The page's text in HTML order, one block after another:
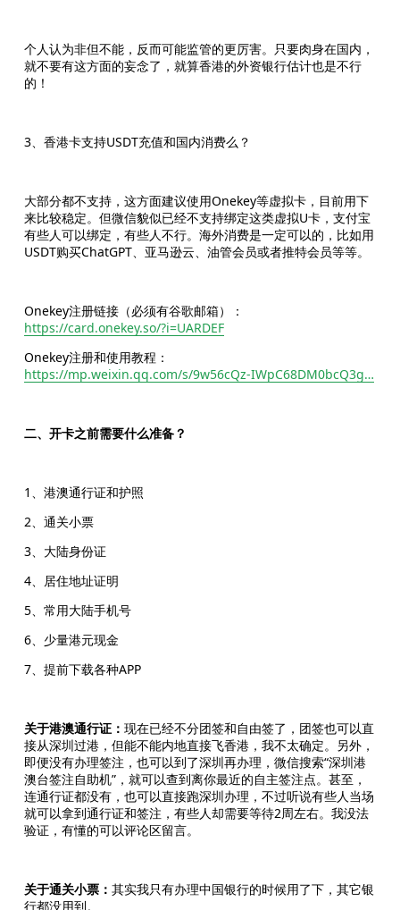
个人认为非但不能，反而可能监管的更厉害。只要肉身在国内，
就不要有这方面的妄念了，就算香港的外资银行估计也是不行
的！
3、香港卡支持USDT充值和国内消费么？
大部分都不支持，这方面建议使用Onekey等虚拟卡，目前用下
来比较稳定。但微信貌似已经不支持绑定这类虚拟U卡，支付宝
有些人可以绑定，有些人不行。海外消费是一定可以的，比如用
USDT购买ChatGPT、亚马逊云、油管会员或者推特会员等等。
https://card.onekey.so/?i=UARDEF
Onekey注册和使用教程：
https://mp.weixin.qq.com/s/9w56cQz-IWpC68DM0bcQ3g…
二、开卡之前需要什么准备？
1、港澳通行证和护照
2、通关小票
3、大陆身份证
4、居住地址证明
5、常用大陆手机号
6、少量港元现金
7、提前下载各种APP
关于港澳通行证： 现在已经不分团签和自由签了，团签也可以直
接从深圳过港，但能不能内地直接飞香港，我不太确定。另外，
即便没有办理签注，也可以到了深圳再办理，微信搜索“深圳港
澳台签注自助机”，就可以查到离你最近的自主签注点。甚至，
连通行证都没有，也可以直接跑深圳办理，不过听说有些人当场
就可以拿到通行证和签注，有些人却需要等待2周左右。我没法
验证，有懂的可以评论区留言。
关于通关小票： 其实我只有办理中国银行的时候用了下，其它银
行都没用到。